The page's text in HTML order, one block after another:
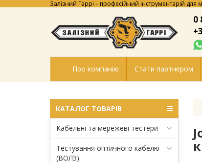
Залізний Гаррі – професійний інструментарій
0
Про компанію Стати партнером
КАТАЛОГ ТОВАРІВ
Кабельні та мережеві тестери
Тестування оптичного кабелю
(ВОЛЗ)